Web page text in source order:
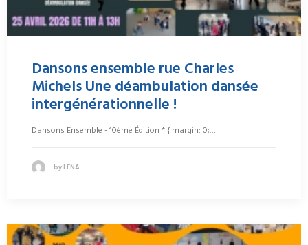
Dansons ensemble rue Charles
Michels Une déambulation dansée
intergénérationnelle !
Dansons Ensemble - 10ème Édition * { margin: 0;…
by LENA